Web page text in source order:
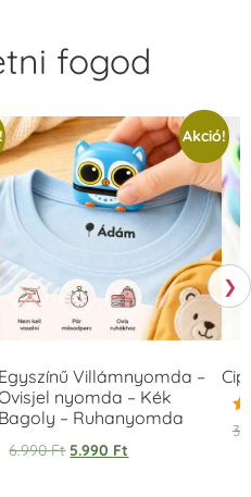
fogod
Akció!
Egyszínű Villámnyomda –
nyomda – Kék
Bagoly – Ruhanyomda
6.990Ft 5.990 Ft
❯